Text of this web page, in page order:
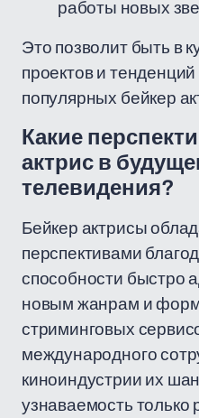
работы новых
Это позволит быть в
проектов и
популярных бейкер
Какие
актрис в
телевидения?
Бейкер актрисы
перспективами
способности быстро
новым жанрам и
стриминговых
международного
киноиндустрии их
узнаваемость только